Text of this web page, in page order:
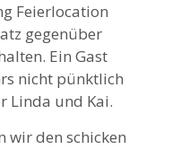
Feierlocation
gegenüber
Ein Gast
nicht pünktlich
Linda und Kai.
wir den schicken